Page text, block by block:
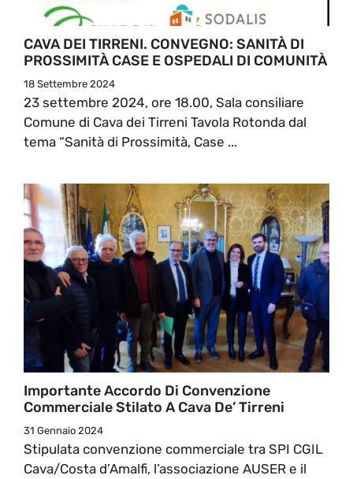
CAVA DEI TIRRENI. CONVEGNO: SANITÀ DI
PROSSIMITÀ CASE E OSPEDALI DI COMUNITÀ
18 Settembre 2024
23 settembre 2024, ore 18.00, Sala consiliare
Comune di Cava dei Tirreni Tavola Rotonda dal
tema “Sanità di Prossimità, Case ...
Importante Accordo Di Convenzione
Commerciale Stilato A Cava De’ Tirreni
31 Gennaio 2024
Stipulata convenzione commerciale tra SPI CGIL
Cava/Costa d’Amalfi, l’associazione AUSER e il